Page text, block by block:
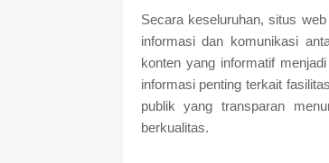
Secara keseluruhan, situs
informasi dan komunikasi
konten yang informatif
informasi penting terkait
publik yang transparan
berkualitas.